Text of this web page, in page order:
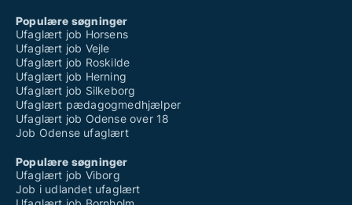
Populære søgninger
Ufaglært job Horsens
Ufaglært job Vejle
Ufaglært job Roskilde
Ufaglært job Herning
Ufaglært job Silkeborg
Ufaglært pædagogmedhjælper
Ufaglært job Odense over 18
Job Odense ufaglært
Populære søgninger
Ufaglært job Viborg
Job i udlandet ufaglært